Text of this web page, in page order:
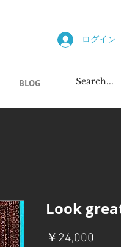
ログイン
BLOG
Look
￥24,000